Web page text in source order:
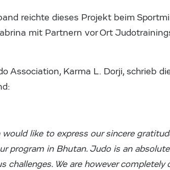
reichte dieses Projekt beim
mit Partnern vor Ort
Association, Karma L. Dorji, schrieb
like to express our sincere
program in Bhutan. Judo is an
challenges. We are however